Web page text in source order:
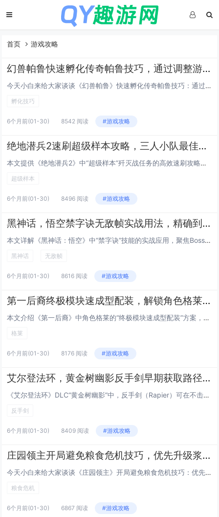
首页 游戏攻略
幻兽帕鲁快速孵化传奇帕鲁技巧，通过调整游戏内时间与特定食物组合可大幅缩短孵化等待
今天小白来给大家谈谈《幻兽帕鲁》快速孵化传奇帕鲁技巧：通过调整游戏内时间与特定食物组合可大幅缩短孵化等待。，以及对应的知识点，希望对大家有所帮助，不要忘了收藏本站呢今天给各位分享《幻兽帕鲁》快速孵化传奇帕鲁技巧：通过调整游戏内时间与特定食物...
孵化技巧
6个月前(01-30) 8542 阅读 #游戏攻略
绝地潜兵2速刷超级样本攻略，三人小队最佳路线推荐，高效通关高难度歼灭战任务
本文提供《绝地潜兵2》中“超级样本”歼灭战任务的高效速刷攻略，聚焦三人小队协同作战，推荐最优路线：开局直取西北主样本点，途中清理关键敌方炮台与补给站；第二阶段分兵控制东西双侧高台，压制增援波次；最终集中火力速破核心样本容器，强调角色搭配（1...
超级样本
6个月前(01-30) 8496 阅读 #游戏攻略
黑神话，悟空禁字诀无敌帧实战用法，精确到帧的Boss战躲避与反击连招指南
本文详解《黑神话：悟空》中“禁字诀”技能的实战应用，聚焦Boss战中的无敌帧机制，通过逐帧分析，指出禁字诀在释放瞬间（第3–8帧）拥有完全无敌效果，可精准规避Boss关键大招（如金箍棒砸地、火眼金睛锁定技），配合翻滚节奏与蓄力时机，可实现“...
黑神话 无敌帧
6个月前(01-30) 8616 阅读 #游戏攻略
第一后裔终极模块速成型配装，解锁角色格莱后的低成本毕业Build方案
本文介绍《第一后裔》中角色格莱的“终极模块速成型配装”方案，主打低成本、高效率达成毕业强度，该Build围绕格莱的高机动性与模块协同机制设计，优先选用易获取的紫色/金色通用模块（如“过载脉冲”“相位偏移核心”），搭配低稀有度但高泛用性的武器...
格莱
6个月前(01-30) 8176 阅读 #游戏攻略
艾尔登法环，黄金树幽影反手剑早期获取路径，无需击败Boss，10分钟跑图拿到DLC强力武器
《艾尔登法环》DLC“黄金树幽影”中，反手剑（Rapier）可在不击败任何Boss的前提下，通过约10分钟的高效跑图流程早期获取，该路线避开高难度区域与强制战斗，利用地图机制快速抵达隐藏宝箱位置——位于“影之渊”边缘一处隐蔽洞窟内，玩家只需...
反手剑
6个月前(01-30) 8409 阅读 #游戏攻略
庄园领主开局避免粮食危机技巧，优先升级浆果丛与狩猎小屋的精准时间节点
今天小白来给大家谈谈《庄园领主》开局避免粮食危机技巧：优先升级浆果丛与狩猎小屋的精准时间节点。，以及对应的知识点，希望对大家有所帮助，不要忘了收藏本站呢今天给各位分享《庄园领主》开局避免粮食危机技巧：优先升级浆果丛与狩猎小屋的精准时间节点。...
粮食危机
6个月前(01-30) 6867 阅读 #游戏攻略